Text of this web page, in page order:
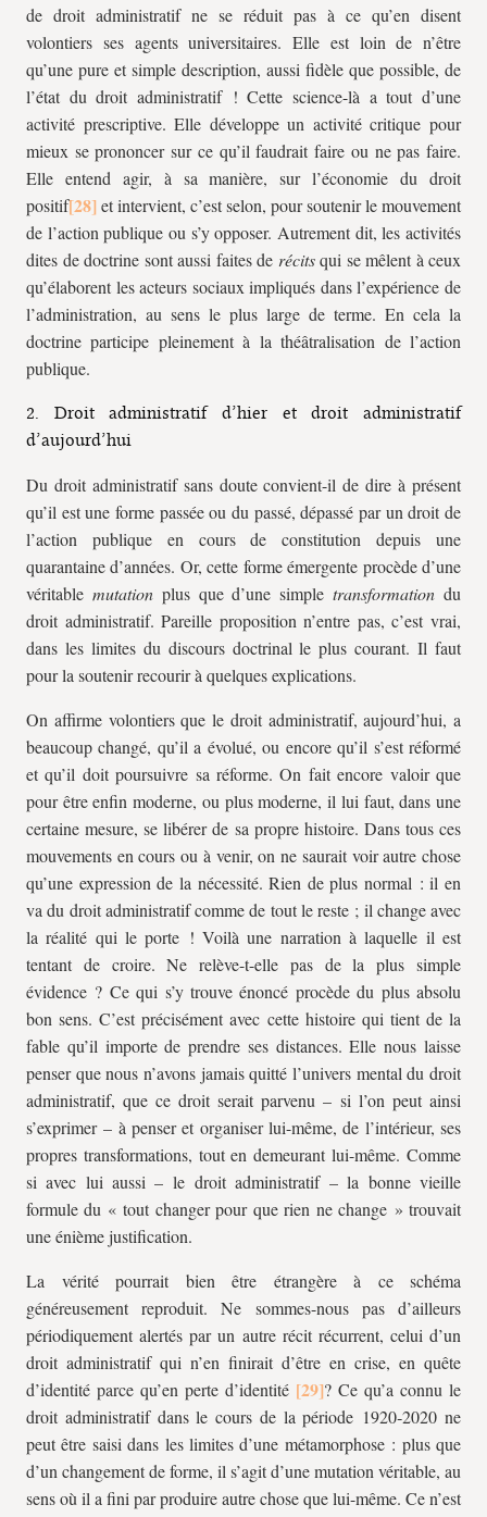
de droit administratif ne se réduit pas à ce qu’en disent
volontiers ses agents universitaires. Elle est loin de n’être
qu’une pure et simple description, aussi fidèle que possible, de
l’état du droit administratif ! Cette science-là a tout d’une
activité prescriptive. Elle développe un activité critique pour
mieux se prononcer sur ce qu’il faudrait faire ou ne pas faire.
Elle entend agir, à sa manière, sur l’économie du droit
positif
et intervient, c’est selon, pour soutenir le mouvement
de l’action publique ou s’y opposer. Autrement dit, les activités
dites de doctrine sont aussi faites de récitsqui se mêlent à ceux
qu’élaborent les acteurs sociaux impliqués dans l’expérience de
l’administration, au sens le plus large de terme. En cela la
doctrine participe pleinement à la théâtralisation de l’action
publique.
2. Droit administratif d’hier et droit administratif
d’aujourd’hui
Du droit administratif sans doute convient-il de dire à présent
qu’il est une forme passée ou du passé, dépassé par un droit de
l’action publique en cours de constitution depuis une
quarantaine d’années. Or, cette forme émergente procède d’une
véritable mutationplus que d’une simpletransformation du
droit administratif. Pareille proposition n’entre pas, c’est vrai,
dans les limites du discours doctrinal le plus courant. Il faut
pour la soutenir recourir à quelques explications.
On affirme volontiers que le droit administratif, aujourd’hui, a
beaucoup changé, qu’il a évolué, ou encore qu’il s’est réformé
et qu’il doit poursuivre sa réforme. On fait encore valoir que
pour être enfin moderne, ou plus moderne, il lui faut, dans une
certaine mesure, se libérer de sa propre histoire. Dans tous ces
mouvements en cours ou à venir, on ne saurait voir autre chose
qu’une expression de la nécessité. Rien de plus normal : il en
va du droit administratif comme de tout le reste ; il change avec
la réalité qui le porte ! Voilà une narration à laquelle il est
tentant de croire. Ne relève-t-elle pas de la plus simple
évidence ? Ce qui s’y trouve énoncé procède du plus absolu
bon sens. C’est précisément avec cette histoire qui tient de la
fable qu’il importe de prendre ses distances. Elle nous laisse
penser que nous n’avons jamais quitté l’univers mental du droit
administratif, que ce droit serait parvenu – si l’on peut ainsi
s’exprimer – à penser et organiser lui-même, de l’intérieur, ses
propres transformations, tout en demeurant lui-même. Comme
si avec lui aussi – le droit administratif – la bonne vieille
formule du « tout changer pour que rien ne change » trouvait
une énième justification.
La vérité pourrait bien être étrangère à ce schéma
généreusement reproduit. Ne sommes-nous pas d’ailleurs
périodiquement alertés par un autre récit récurrent, celui d’un
droit administratif qui n’en finirait d’être en crise, en quête
d’identité parce qu’en perte d’identité
? Ce qu’a connu le
droit administratif dans le cours de la période 1920‑2020 ne
peut être saisi dans les limites d’une métamorphose : plus que
d’un changement de forme, il s’agit d’une mutation véritable, au
sens où il a fini par produire autre chose que lui-même. Ce n’est